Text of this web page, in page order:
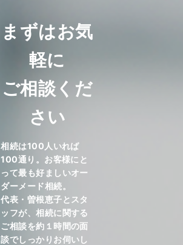
まずはお気
軽に
ご相談くだ
さい
相続は100人いれば
100通り。お客様にと
って最も好ましいオー
ダーメード相続。
代表・曽根恵子とスタ
ッフが、相続に関する
ご相談を約１時間の面
談でしっかりお伺いし